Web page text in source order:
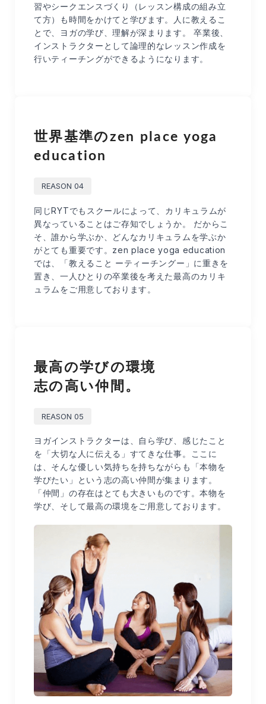
習やシークエンスづくり（レッスン構成の組み立
て方）も時間をかけてと学びます。人に教えるこ
とで、ヨガの学び、理解が深まります。 卒業後、
インストラクターとして論理的なレッスン作成を
行いティーチングができるようになります。
世界基準のzen place yoga
education
REASON 04
同じRYTでもスクールによって、カリキュラムが
異なっていることはご存知でしょうか。 だからこ
そ、誰から学ぶか、どんなカリキュラムを学ぶか
がとても重要です。zen place yoga education
では、「教えること ーティーチングー」に重きを
置き、一人ひとりの卒業後を考えた最高のカリキ
ュラムをご用意しております。
最高の学びの環境
志の高い仲間。
REASON 05
ヨガインストラクターは、自ら学び、感じたこと
を「大切な人に伝える」すてきな仕事。ここに
は、そんな優しい気持ちを持ちながらも「本物を
学びたい」という志の高い仲間が集まります。
「仲間」の存在はとても大きいものです。本物を
学び、そして最高の環境をご用意しております。